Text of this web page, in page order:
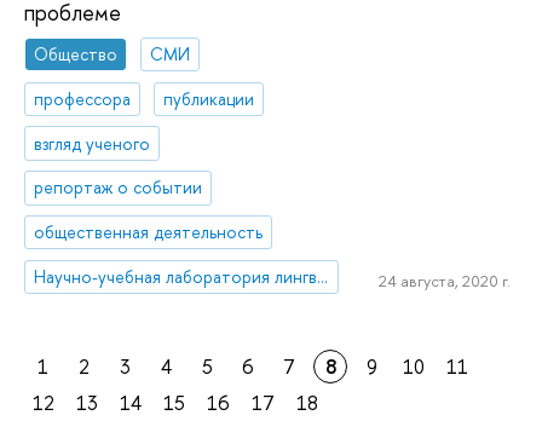
проблеме
Общество
СМИ
профессора
публикации
взгляд ученого
репортаж о событии
общественная деятельность
Научно-учебная лаборатория лингвистической конфликтологии и современных коммуникативных практик
24 августа, 2020 г.
1 2 3 4 5 6 7 8 9 10
11
12
13 14 15 16 17 18